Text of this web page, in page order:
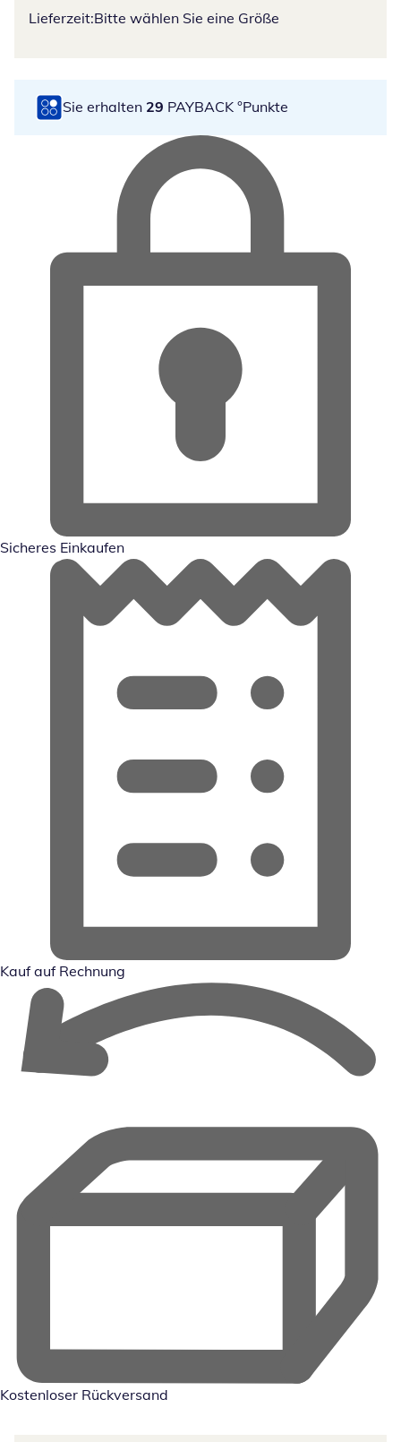
Lieferzeit:Bitte wählen Sie eine Größe
Sie erhalten 29 PAYBACK °Punkte
Sicheres Einkaufen
Kauf auf Rechnung
Kostenloser Rückversand